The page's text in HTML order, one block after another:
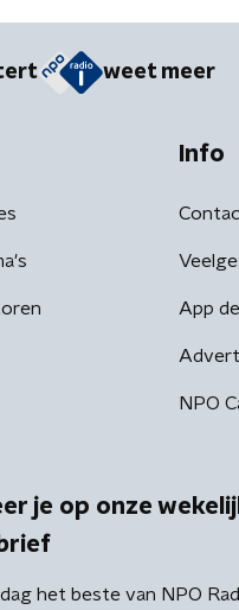
weet meer
Info
App
NPO
je op onze
het beste van NPO